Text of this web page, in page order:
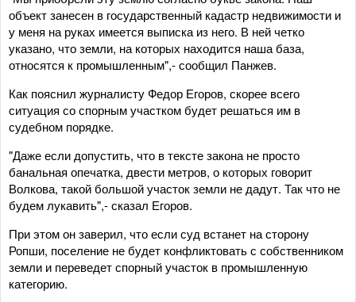
объект занесен в государственный кадастр недвижимости и
у меня на руках имеется выписка из него. В ней четко
указано, что земли, на которых находится наша база,
относятся к промышленным",- сообщил Панжев.
Как пояснил журналисту Федор Егоров, скорее всего
ситуация со спорным участком будет решаться им в
судебном порядке.
"Даже если допустить, что в тексте закона не просто
банальная опечатка, двести метров, о которых говорит
Волкова, такой большой участок земли не дадут. Так что не
будем лукавить",- сказал Егоров.
При этом он заверил, что если суд встанет на сторону
Ропши, поселение не будет конфликтовать с собственником
земли и переведет спорный участок в промышленную
категорию.